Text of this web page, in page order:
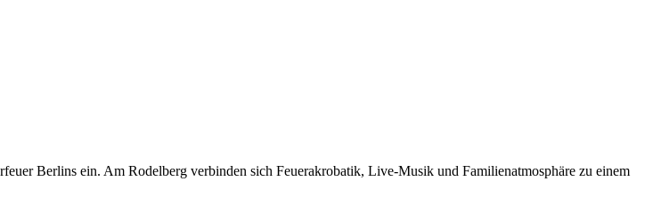
Berlins ein. Am Rodelberg verbinden sich Feuerakrobatik, Live-Musik und Familienatmosphäre zu einem